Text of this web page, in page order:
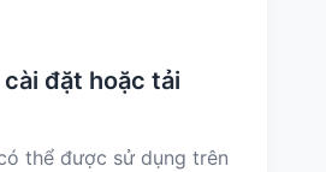
đặt hoặc tải
thể được sử dụng trên